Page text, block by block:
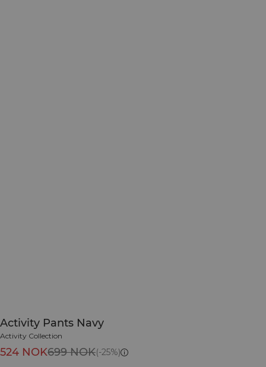
Activity Pants Navy
Activity Collection
524 NOK699 NOK(-25%)